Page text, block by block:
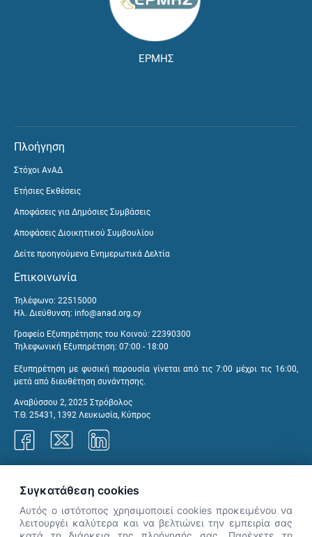
ΕΡΜΗΣ
Πλοήγηση
Στόχοι ΑνΑΔ
Ετήσιες Εκθέσεις
Αποφάσεις για Δημόσιες Συμβάσεις
Αποφάσεις Διοικητικού Συμβουλίου
Δείτε προηγούμενα Ενημερωτικά Δελτία
Επικοινωνία
Τηλέφωνο: 22515000
Ηλ. Διεύθυνση: info@anad.org.cy
Γραφείο Εξυπηρέτησης του Κοινού: 22390300
Τηλεφωνική Εξυπηρέτηση: 07:00 - 18:00
Εξυπηρέτηση με φυσική παρουσία γίνεται από τις 7:00 μέχρι τις 16:00,
μετά από διευθέτηση συνάντησης.
Αναβύσσου 2, 2025 Στρόβολος
Τ.Θ. 25431, 1392 Λευκωσία, Κύπρος
Συγκατάθεση cookies
Αυτός ο ιστότοπος χρησιμοποιεί cookies προκειμένου να
λειτουργέι καλύτερα και να βελτιώνει την εμπειρία σας